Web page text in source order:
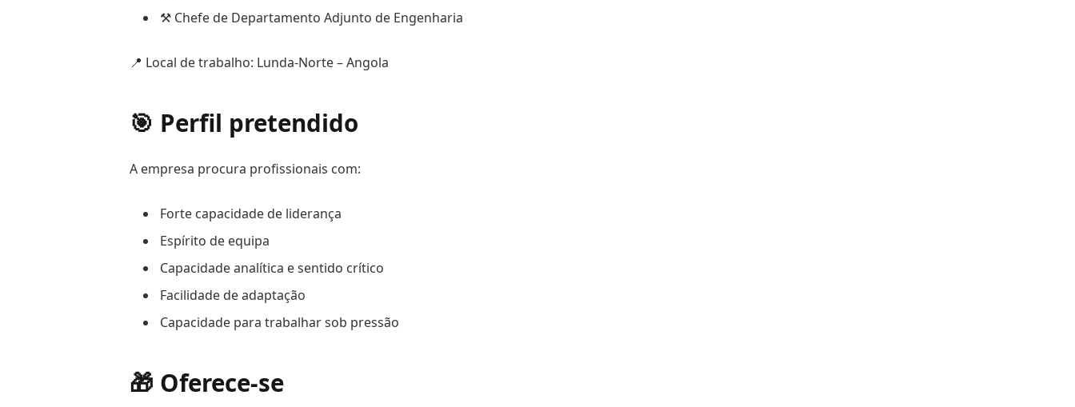
⚒️ Chefe de Departamento Adjunto de Engenharia
📍 Local de trabalho: Lunda-Norte – Angola
🎯 Perfil pretendido
A empresa procura profissionais com:
Forte capacidade de liderança
Espírito de equipa
Capacidade analítica e sentido crítico
Facilidade de adaptação
Capacidade para trabalhar sob pressão
🎁 Oferece-se